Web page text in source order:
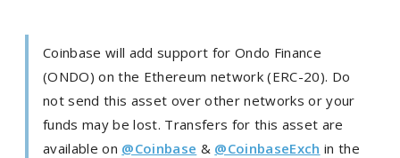
Coinbase will add support for Ondo Finance
(ONDO) on the Ethereum network (ERC-20). Do
not send this asset over other networks or your
funds may be lost. Transfers for this asset are
available on @Coinbase & @CoinbaseExch in the